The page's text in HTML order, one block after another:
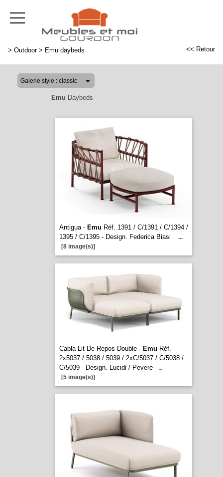
> Outdoor> Emu daybeds << Retour
Emu Daybeds
Antigua - Emu Réf. 1391 / C/1391 / C/1394 /
1395 / C/1395 - Design. Federica Biasi
...
[8 image(s)]
Cabla Lit De Repos Double - Emu Réf.
2x5037 / 5038 / 5039 / 2xC/5037 / C/5038 /
C/5039 - Design. Lucidi / Pevere
...
[5 image(s)]